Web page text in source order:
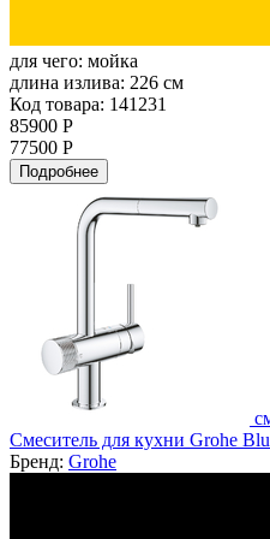
для чего: мойка
длина излива: 226 см
Код товара: 141231
85900 Р
77500 Р
Подробнее
Смеситель для кухни Grohe
Бренд: Grohe